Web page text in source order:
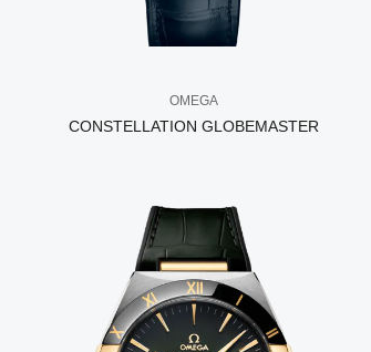
OMEGA
CONSTELLATION GLOBEMASTER